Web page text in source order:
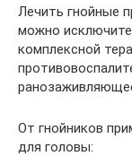
Лечить гнойные
можно
комплексной
От гнойников
для головы: